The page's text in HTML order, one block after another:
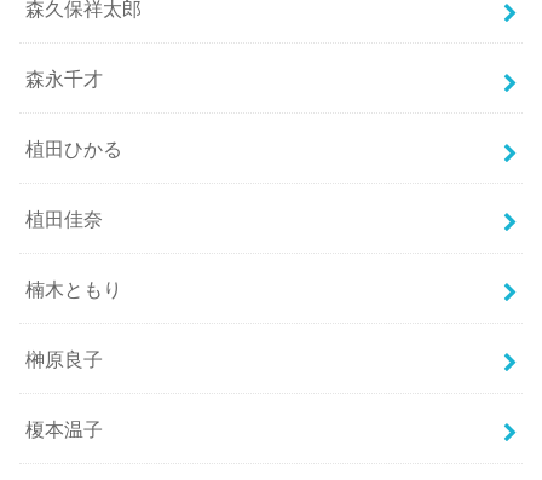
森久保祥太郎
森永千才
植田ひかる
植田佳奈
楠木ともり
榊原良子
榎本温子